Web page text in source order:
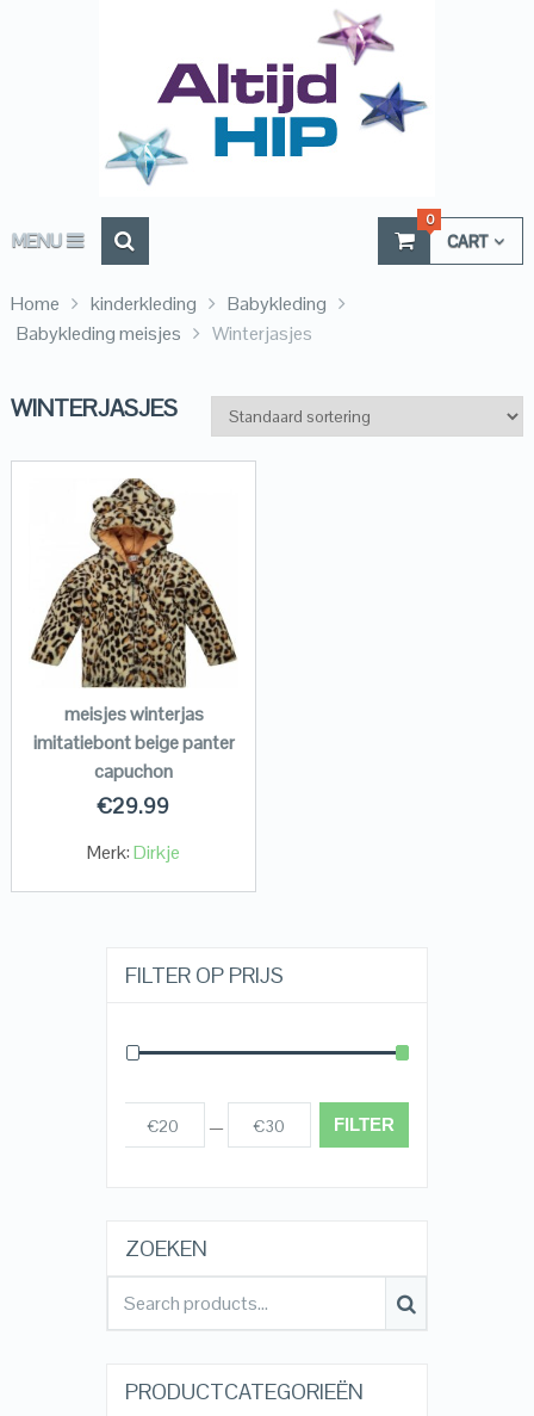
MENU CART
0
Home kinderkleding
Babykleding
Babykleding meisjes
Winterjasjes
WINTERJASJES
meisjes winterjas
imitatiebont beige panter
capuchon
€29.99
Merk:Dirkje
FILTER OP PRIJS
FILTER
€20 — €30
ZOEKEN
PRODUCTCATEGORIEËN